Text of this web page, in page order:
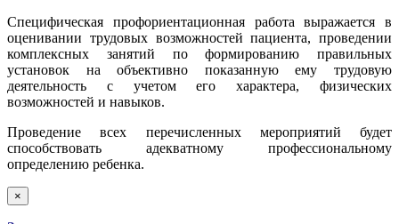
Специфическая профориентационная работа выражается в
оценивании трудовых возможностей пациента, проведении
комплексных занятий по формированию правильных
установок на объективно показанную ему трудовую
деятельность с учетом его характера, физических
возможностей и навыков.
Проведение всех перечисленных мероприятий будет
способствовать адекватному профессиональному
определению ребенка.
×